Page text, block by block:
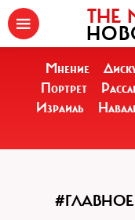
THE
Мнение
Портрет
Израиль
#ГЛАВНОЕ